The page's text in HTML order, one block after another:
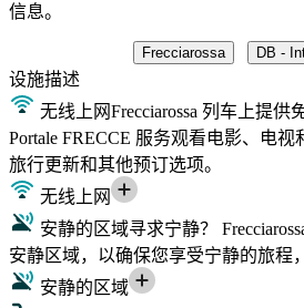
信息。
Frecciarossa DB -
设施描述
无线上网Frecciarossa 列车上提供
Portale FRECCE 服务观看电影、电
旅行更新和其他预订选项。
无线上网
安静的区域寻求宁静？
安静区域，以确保您享受宁静的旅程
安静的区域